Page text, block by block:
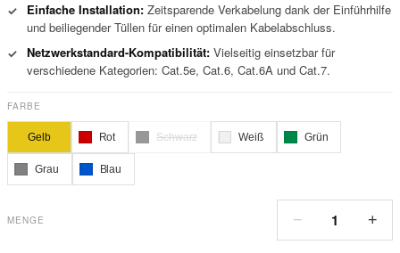
✓
Einfache Installation: Zeitsparende Verkabelung dank der Einführhilfe
und beiliegender Tüllen für einen optimalen Kabelabschluss.
✓ Netzwerkstandard-Kompatibilität: Vielseitig einsetzbar für
verschiedene Kategorien: Cat.5e, Cat.6, Cat.6A und Cat.7.
FARBE
Gelb Rot Schwarz Weiß Grün
Grau Blau
MENGE − 1 +